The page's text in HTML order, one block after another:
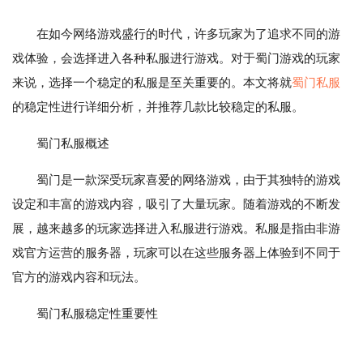
在如今网络游戏盛行的时代，许多玩家为了追求不同的游
戏体验，会选择进入各种私服进行游戏。对于蜀门游戏的玩家
来说，选择一个稳定的私服是至关重要的。本文将就蜀门私服
的稳定性进行详细分析，并推荐几款比较稳定的私服。
蜀门私服概述
蜀门是一款深受玩家喜爱的网络游戏，由于其独特的游戏
设定和丰富的游戏内容，吸引了大量玩家。随着游戏的不断发
展，越来越多的玩家选择进入私服进行游戏。私服是指由非游
戏官方运营的服务器，玩家可以在这些服务器上体验到不同于
官方的游戏内容和玩法。
蜀门私服稳定性重要性